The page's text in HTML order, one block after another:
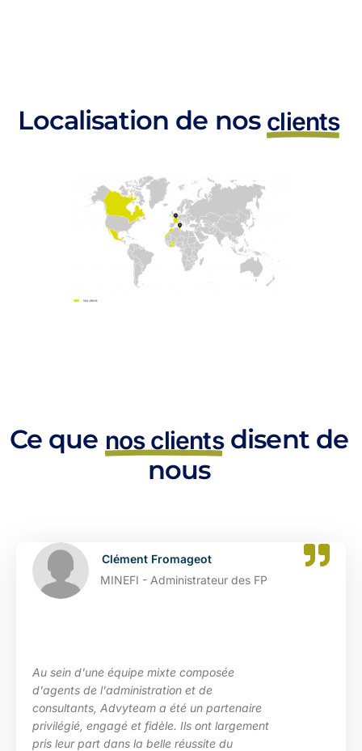
Localisation de nos clients
Ce que nos clientsdisent de
nous
Clément Fromageot
MINEFI - Administrateur des FP
équipe mixte composée
l'administration et de
Advyteam a été un partenaire
engagé et fidèle. Ils ont largement
dans la belle réussite du